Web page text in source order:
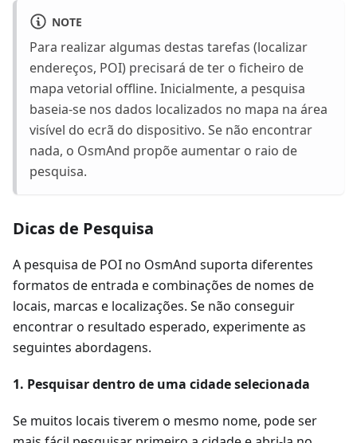
NOTE
Para realizar algumas destas tarefas (localizar
endereços, POI) precisará de ter o ficheiro de
mapa vetorial offline. Inicialmente, a pesquisa
baseia-se nos dados localizados no mapa na área
visível do ecrã do dispositivo. Se não encontrar
nada, o OsmAnd propõe aumentar o raio de
pesquisa.
Dicas de Pesquisa
A pesquisa de POI no OsmAnd suporta diferentes
formatos de entrada e combinações de nomes de
locais, marcas e localizações. Se não conseguir
encontrar o resultado esperado, experimente as
seguintes abordagens.
1. Pesquisar dentro de uma cidade selecionada
Se muitos locais tiverem o mesmo nome, pode ser